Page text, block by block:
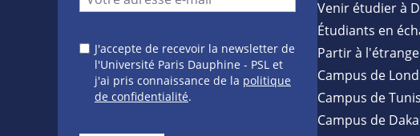
J'accepte de recevoir la newsletter de
l'Université Paris Dauphine - PSL et
j'ai pris connaissance de la politique
de confidentialité.
Venir étudier à
Étudiants en
Partir à
Campus de
Campus de Tunis
Campus de